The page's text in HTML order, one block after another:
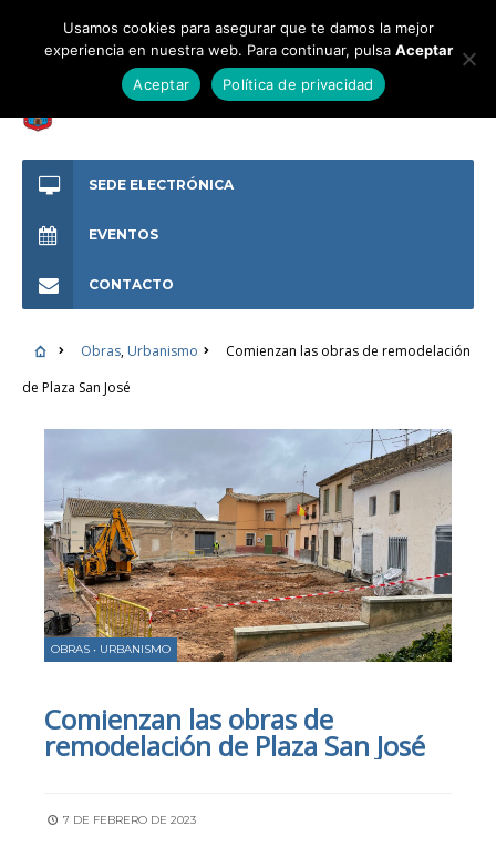
SEDE ELECTRÓNICA
EVENTOS
CONTACTO
Obras, Urbanismo
Comienzan las obras de remodelación
de Plaza San José
OBRAS • URBANISMO
Comienzan las obras de
remodelación de Plaza San José
7 DE FEBRERO DE 2023
Usamos cookies para asegurar que te damos la mejor
experiencia en nuestra web. Para continuar, pulsa Aceptar
Aceptar
Política de privacidad